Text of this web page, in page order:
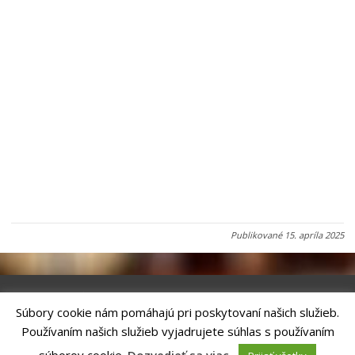
Publikované 15. apríla 2025
Riešenie ANTIK SMART CITY
| Technický prevádzkovateľ – MVI
Technology, s.r.o.
Správca webového sídla: Mesto Kežmarok, Hlavné námestie, 060 01
Súbory cookie nám pomáhajú pri poskytovaní našich služieb.
Používaním našich služieb vyjadrujete súhlas s používaním